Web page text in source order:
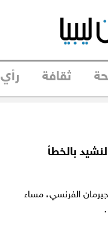
ثقافة رأي
بالخطأ
الفرنسي، مساء